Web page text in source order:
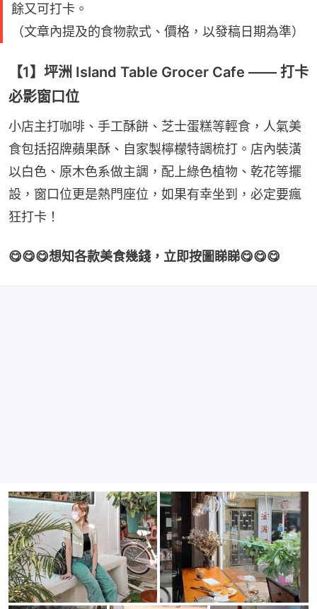
餘又可打卡。
（文章內提及的食物款式、價格，以發稿日期為準）
【1】坪洲 Island Table Grocer Cafe —— 打卡
必影窗口位
小店主打咖啡、手工酥餅、芝士蛋糕等輕食，人氣美
食包括招牌蘋果酥、自家製檸檬特調梳打。店內裝潢
以白色、原木色系做主調，配上綠色植物、乾花等擺
設，窗口位更是熱門座位，如果有幸坐到，必定要瘋
狂打卡！
😋😋😋想知各款美食幾錢，立即按圖睇睇😋😋😋